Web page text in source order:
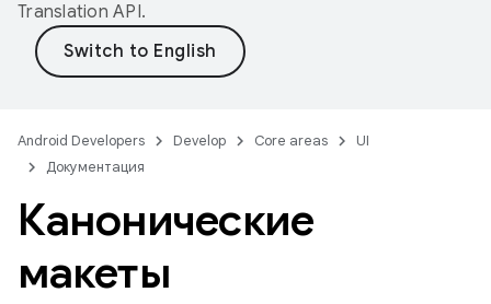
Translation API.
Android Developers Develop Core areas
UI
Документация
Канонические
макеты